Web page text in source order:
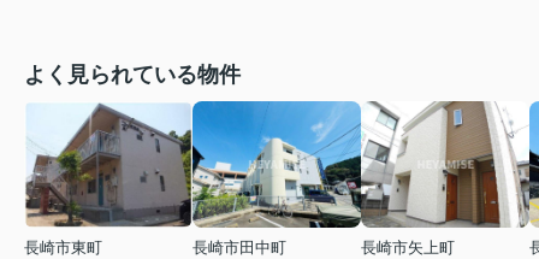
よく見られている物件
長崎市東町
長崎市田中町
長崎市矢上町